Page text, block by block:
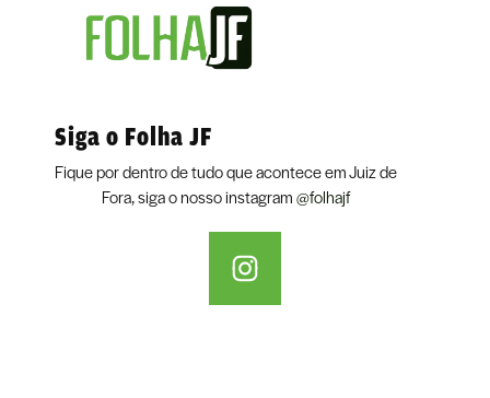
Siga o Folha JF
Fique por dentro de tudo que acontece em Juiz de
Fora, siga o nosso instagram@folhajf